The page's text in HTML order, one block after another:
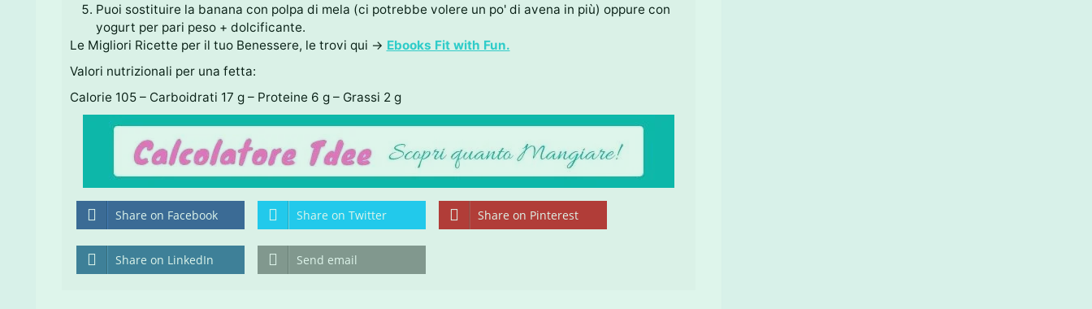
Puoi sostituire la banana con polpa di mela (ci potrebbe volere un po' di avena in più) oppure con
yogurt per pari peso + dolcificante.
Le Migliori Ricette per il tuo Benessere, le trovi qui → Ebooks Fit with Fun.
Valori nutrizionali per una fetta:
Calorie 105 – Carboidrati 17 g – Proteine 6 g – Grassi 2 g
Share on Facebook Share on Twitter Share on Pinterest
Share on LinkedIn Send email